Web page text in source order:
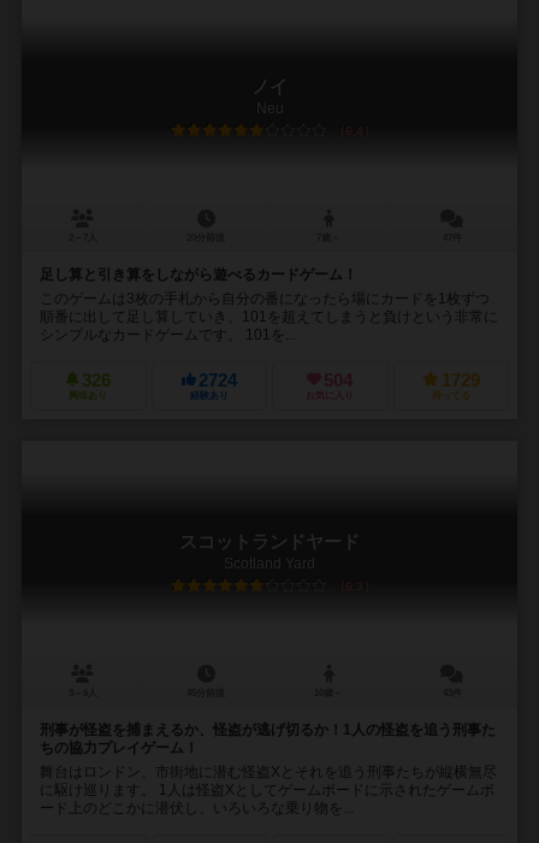
ノイ
Neu
6.4
足し算と引き算をしながら遊べるカードゲーム！
このゲームは3枚の手札から自分の番になったら場にカードを1枚ずつ
順番に出して足し算していき、101を超えてしまうと負けという非常に
シンプルなカードゲームです。 101を...
326
興味あり
2724
経験あり
504
お気に入り
1729
持ってる
スコットランドヤード
Scotland Yard
6.3
刑事が怪盗を捕まえるか、怪盗が逃げ切るか！1人の怪盗を追う刑事た
ちの協力プレイゲーム！
舞台はロンドン、市街地に潜む怪盗Xとそれを追う刑事たちが縦横無尽
に駆け巡ります。 1人は怪盗Xとしてゲームボードに示されたゲームボ
ード上のどこかに潜伏し、いろいろな乗り物を...